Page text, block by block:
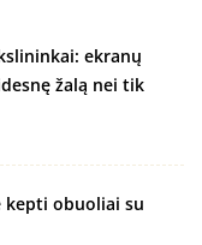
ekranų
žalą nei tik
kepti obuoliai su